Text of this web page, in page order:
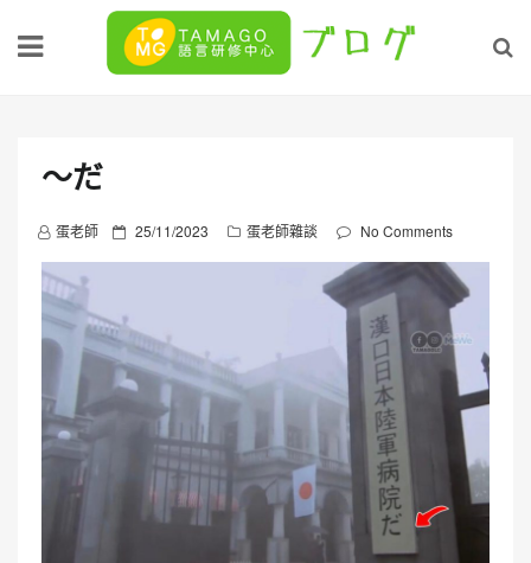
〜だ
蛋老師
P
o
t
e
d
o
25/11/2023 蛋老師雜談 No Comments